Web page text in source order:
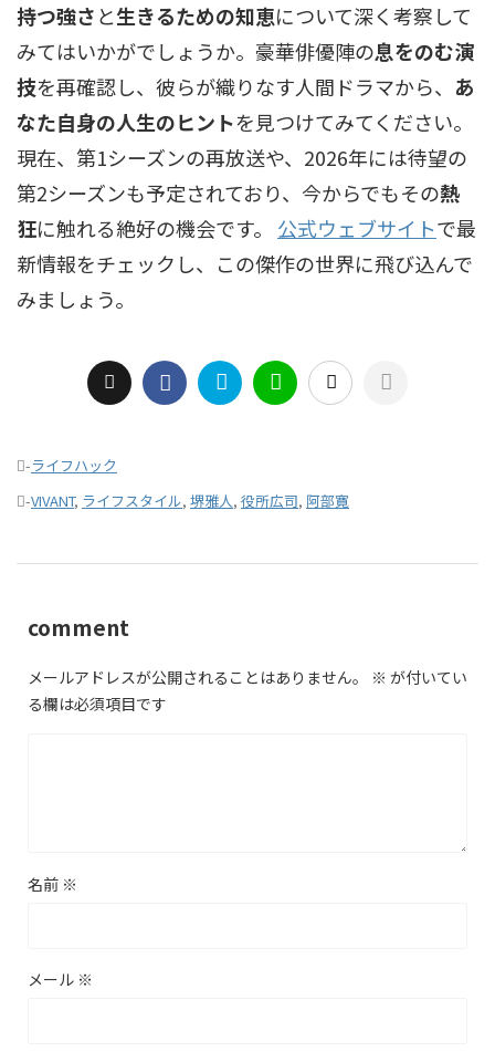
持つ強さと生きるための知恵について深く考察して
みてはいかがでしょうか。豪華俳優陣の息をのむ演
技を再確認し、彼らが織りなす人間ドラマから、 あ
なた自身の人生のヒントを見つけてみてください。
現在、第1シーズンの再放送や、2026年には待望の
第2シーズンも予定されており、今からでもその熱
狂に触れる絶好の機会です。 公式ウェブサイトで最
新情報をチェックし、この傑作の世界に飛び込んで
みましょう。
-ライフハック
-VIVANT, ライフスタイル, 堺雅人, 役所広司, 阿部寛
comment
メールアドレスが公開されることはありません。 ※ が付いてい
る欄は必須項目です
名前 ※
メール ※